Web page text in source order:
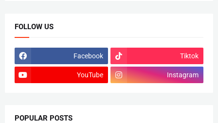
FOLLOW US
Facebook Tiktok
YouTube Instagram
POPULAR POSTS